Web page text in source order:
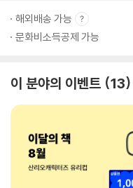
해외배송 가능
문화비소득공제 가능
이 분야의 이벤트 13